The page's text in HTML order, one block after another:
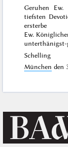
Geruhen Ew.
tiefsten
ersterbe
Ew.
unterthänigst-
Schelling
München den